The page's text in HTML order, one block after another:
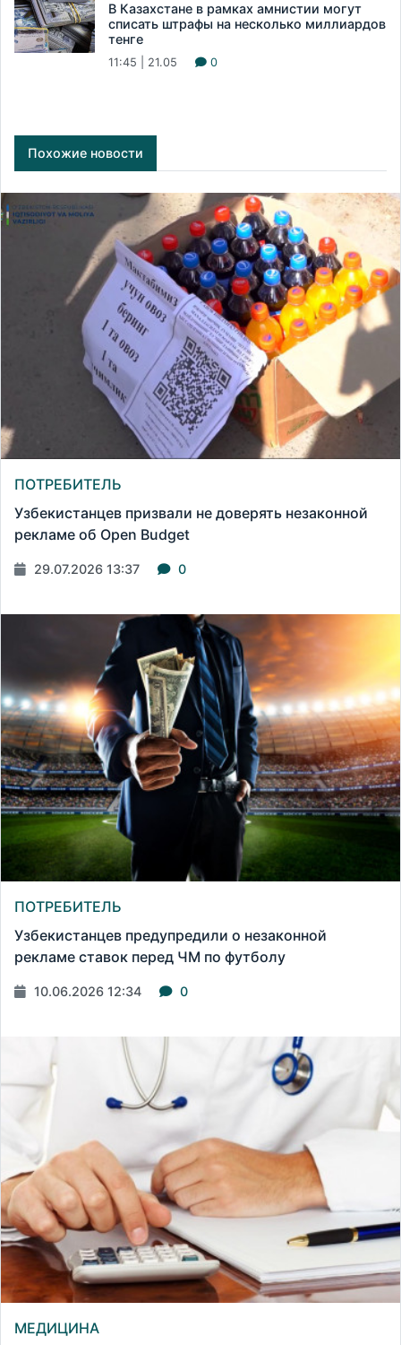
В Казахстане в рамках амнистии могут
списать штрафы на несколько миллиардов
тенге
11:45 | 21.05 0
Похожие новости
ПОТРЕБИТЕЛЬ
Узбекистанцев призвали не доверять незаконной
рекламе об Open Budget
29.07.2026 13:37 0
ПОТРЕБИТЕЛЬ
Узбекистанцев предупредили о незаконной
рекламе ставок перед ЧМ по футболу
10.06.2026 12:34 0
МЕДИЦИНА